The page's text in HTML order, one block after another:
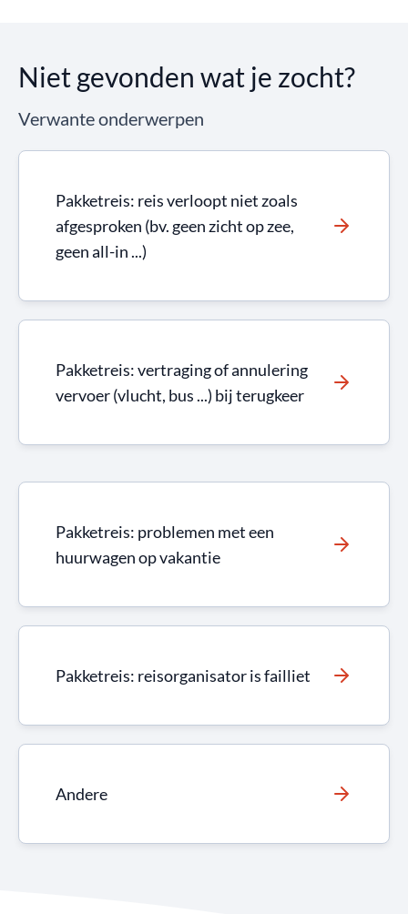
Niet gevonden wat je zocht?
Verwante onderwerpen
Pakketreis: reis verloopt niet zoals
afgesproken (bv. geen zicht op zee,
geen all-in ...)
Pakketreis: vertraging of annulering
vervoer (vlucht, bus ...) bij terugkeer
Pakketreis: problemen met een
huurwagen op vakantie
Pakketreis: reisorganisator is failliet
Andere